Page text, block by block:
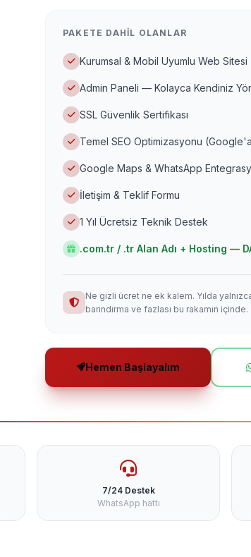
PAKETE DAHIL OLANLAR
Kurumsal & Mobil Uyumlu Web Sitesi
Admin Paneli — Kolayca Kendiniz
SSL Güvenlik Sertifikası
Temel SEO Optimizasyonu
Google Maps & WhatsApp
İletişim & Teklif Formu
1 Yıl Ücretsiz Teknik Destek
.com.tr / .tr Alan Adı + Hosting —
Ne gizli ücret ne ek kalem. Yılda
barındırma ve fazlası bu rakamın içinde.
Hemen Başlayalım
7/24 Destek
WhatsApp hattı